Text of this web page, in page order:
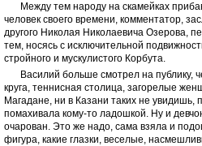
Между тем народу на скамейках
человек своего времени, комментатор,
другого Николая Николаевича Озерова,
тем, носясь с исключительной
стройного и мускулистого Корбута.
Василий больше смотрел на публику,
круга, теннисная столица, загорелые
Магадане, ни в Казани таких не увидишь,
помахивала кому-то ладошкой. Ну и
очарован. Это же надо, сама взяла и
фигура, какие глазки, веселые,